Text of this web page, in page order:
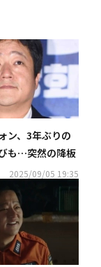
ン、3年ぶりの
も…突然の降板
2025/09/05 19:35